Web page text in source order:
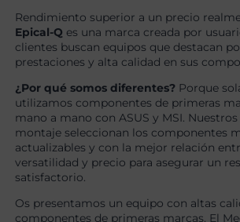
Rendimiento superior a un precio
Epical-Q es una marca creada por
clientes buscan equipos que destacan
prestaciones y alta calidad en sus
¿Por qué somos diferentes? Porque
utilizamos componentes de primeras
mano a mano con ASUS y MSI.
montaje seleccionan los componentes
actualizables y con la mejor relación
versatilidad y precio para asegurar un
satisfactorio.
Os presentamos un equipo con altas
componentes de primeras marcas. El